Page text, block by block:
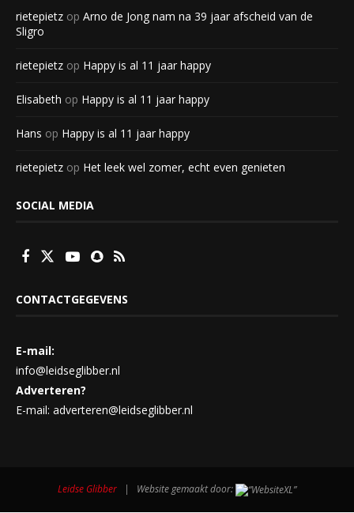
rietepietz op Arno de Jong nam na 39 jaar afscheid van de
Sligro
rietepietz op Happy is al 11 jaar happy
Elisabeth op Happy is al 11 jaar happy
Hans op Happy is al 11 jaar happy
rietepietz op Het leek wel zomer, echt even genieten
SOCIAL MEDIA
CONTACTGEGEVENS
E-mail:
info@leidseglibber.nl
Adverteren?
E-mail: adverteren@leidseglibber.nl
Leidse Glibber | Website gemaakt door: